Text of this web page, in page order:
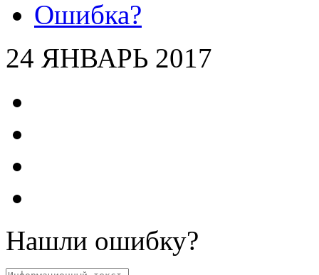
Ошибка?
24 ЯНВАРЬ 2017
Нашли ошибку?